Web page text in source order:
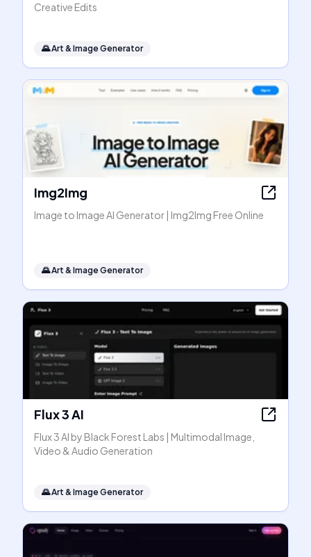
Creative Edits
🌄Art & Image Generator
Img2Img
Image to Image AI Generator | Img2Img Free Online
🌄Art & Image Generator
Flux 3 AI
Flux 3 AI by Black Forest Labs | Multimodal Image,
Video & Audio Generation
🌄Art & Image Generator